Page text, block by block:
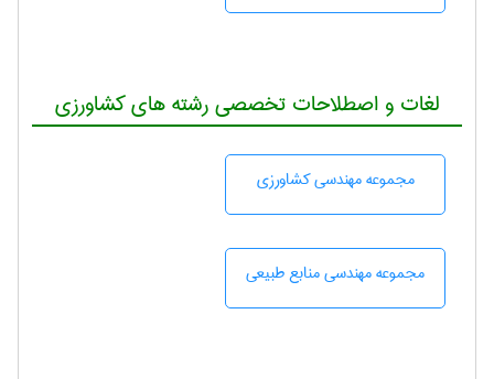
لغات و اصطلاحات تخصصی رشته های کشاورزی
مجموعه مهندسی كشاورزی
مجموعه مهندسی منابع طبيعی